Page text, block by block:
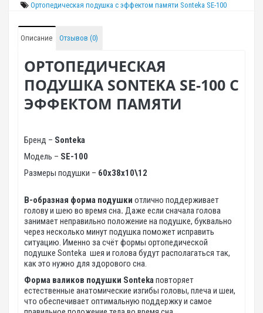
Ортопедическая подушка с эффектом памяти Sonteka SE-100
Описание Отзывов (0)
ОРТОПЕДИЧЕСКАЯ
ПОДУШКА SONTEKA SE-100 С
ЭФФЕКТОМ ПАМЯТИ
Бренд – Sonteka
Модель – SE-100
Размеры подушки – 60х38х10\12
В-образная форма подушки отлично поддерживает
голову и шею во время сна. Даже если сначала голова
занимает неправильно положение на подушке, буквально
через несколько минут подушка поможет исправить
ситуацию. Именно за счёт формы ортопедической
подушке Sonteka шея и голова будут располагаться так,
как это нужно для здорового сна.
Форма валиков подушки Sontekaповторяет
естественные анатомические изгибы головы, плеча и шеи,
что обеспечивает оптимальную поддержку и самое